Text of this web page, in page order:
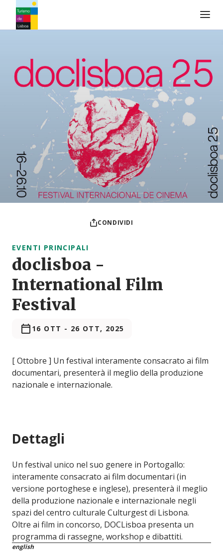
CONDIVIDI
EVENTI PRINCIPALI
doclisboa -
International Film
Festival
16 OTT - 26 OTT, 2025
[ Ottobre ] Un festival interamente consacrato ai film
documentari, presenterà il meglio della produzione
nazionale e internazionale.
Dettagli
Un festival unico nel suo genere in Portogallo:
interamente consacrato ai film documentari (in
versione portoghese e inglese), presenterà il meglio
della produzione nazionale e internazionale negli
spazi del centro culturale Culturgest di Lisbona.
Oltre ai film in concorso, DOCLisboa presenta un
programma di rassegne, workshop e dibattiti.
english